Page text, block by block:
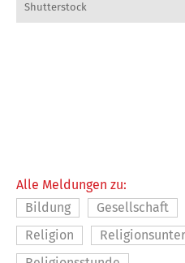
Shutterstock
Alle Meldungen zu:
Bildung
Gesellschaft
Religion